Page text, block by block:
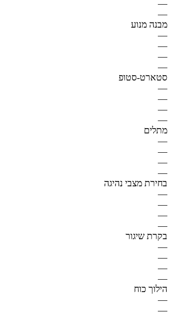
—
—
מבנה מנוע
—
—
—
—
סטארט-סטופ
—
—
—
—
מתלים
—
—
—
—
בחירת מצבי נהיגה
—
—
—
—
בקרת שיגור
—
—
—
—
הילוך כוח
—
—